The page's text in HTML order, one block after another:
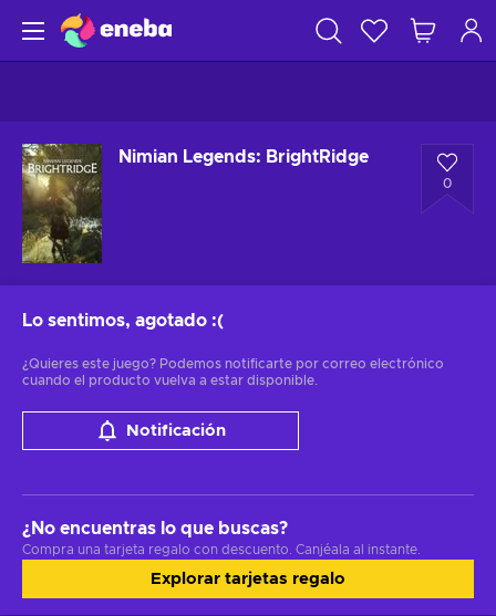
Nimian Legends: BrightRidge
0
Lo sentimos, agotado :(
¿Quieres este juego? Podemos notificarte por correo electrónico
cuando el producto vuelva a estar disponible.
Notificación
¿No encuentras lo que buscas?
Compra una tarjeta regalo con descuento. Canjéala al instante.
Explorar tarjetas regalo